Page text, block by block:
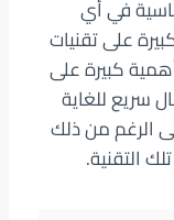
في أي
على تقنيات
كبيرة على
سريع للغاية
الرغم من ذلك
التقنية.